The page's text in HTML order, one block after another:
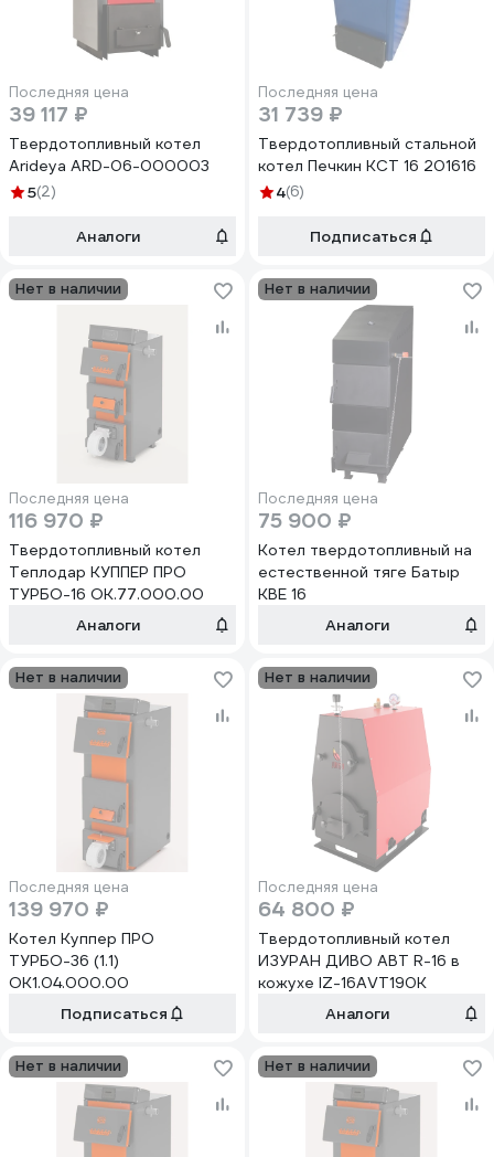
Последняя цена
39 117 ₽
Твердотопливный котел
Arideya ARD-06-000003
5(2)
Аналоги
Последняя цена
31 739 ₽
Твердотопливный стальной
котел Печкин КСТ 16 201616
4(6)
Подписаться
Нет в наличии
Последняя цена
116 970 ₽
Твердотопливный котел
Теплодар КУППЕР ПРО
ТУРБО-16 ОК.77.000.00
Аналоги
Нет в наличии
Последняя цена
75 900 ₽
Котел твердотопливный на
естественной тяге Батыр
КВЕ 16
Аналоги
Нет в наличии
Последняя цена
139 970 ₽
Котел Куппер ПРО
ТУРБО-36 (1.1)
ОК1.04.000.00
Подписаться
Нет в наличии
Последняя цена
64 800 ₽
Твердотопливный котел
ИЗУРАН ДИВО АВТ R-16 в
кожухе IZ-16AVT190K
Аналоги
Нет в наличии Нет в наличии